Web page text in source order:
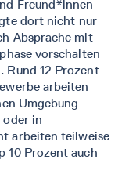
Freund*innen
dort nicht nur
Absprache mit
vorschalten
Rund 12 Prozent
arbeiten
Umgebung
oder in
arbeiten teilweise
10 Prozent auch